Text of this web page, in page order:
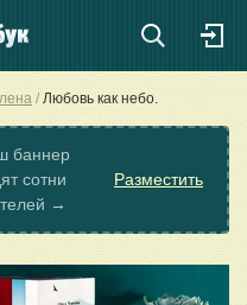
Любовь как небо.
баннер
сотни
→
Разместить